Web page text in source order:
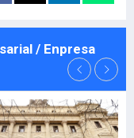
/ Enpresa